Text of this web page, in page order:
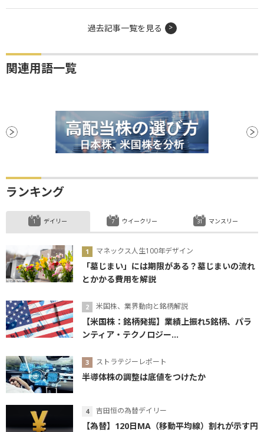
過去記事一覧を見る
関連用語一覧
ランキング
デイリー
マネックス人生100年デザイン
「墓じまい」には期限がある？墓じまいの流れ
とかかる費用を解説
米国株、業界動向と銘柄解説
【米国株：銘柄発掘】業績上振れ5銘柄、パラ
ンティア・テクノロジー...
ストラテジーレポート
半導体株の調整は底値をつけたか
吉田恒の為替デイリー
【為替】120日MA（移動平均線）割れが示す円
ウイークリー マンスリー